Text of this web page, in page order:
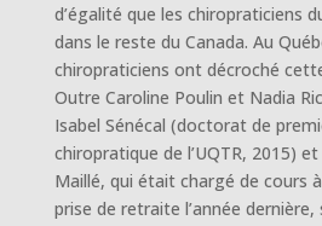
d’égalité que les chiropraticiens
dans le reste du Canada. Au
chiropraticiens ont décroché
Outre Caroline Poulin et Nadia
Isabel Sénécal (doctorat de
chiropratique de l’UQTR, 2015)
Maillé, qui était chargé de cours à
prise de retraite l’année dernière,